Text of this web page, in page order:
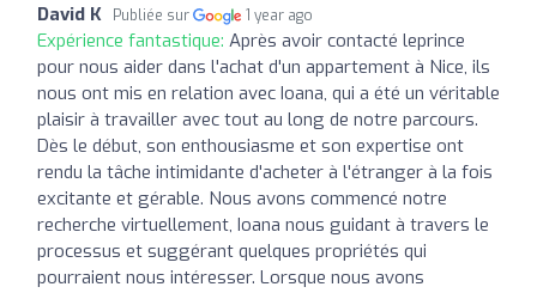
David K Publiée sur 1 year ago
Expérience fantastique: Après avoir contacté leprince
pour nous aider dans l'achat d'un appartement à Nice, ils
nous ont mis en relation avec Ioana, qui a été un véritable
plaisir à travailler avec tout au long de notre parcours.
Dès le début, son enthousiasme et son expertise ont
rendu la tâche intimidante d'acheter à l'étranger à la fois
excitante et gérable. Nous avons commencé notre
recherche virtuellement, Ioana nous guidant à travers le
processus et suggérant quelques propriétés qui
pourraient nous intéresser. Lorsque nous avons